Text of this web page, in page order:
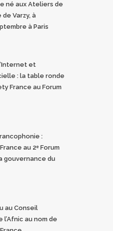
né aux Ateliers de
de Varzy, à
à Paris
et
: la table ronde
France au Forum
:
au 2ᵉ Forum
gouvernance du
au Conseil
l’Afnic au nom de